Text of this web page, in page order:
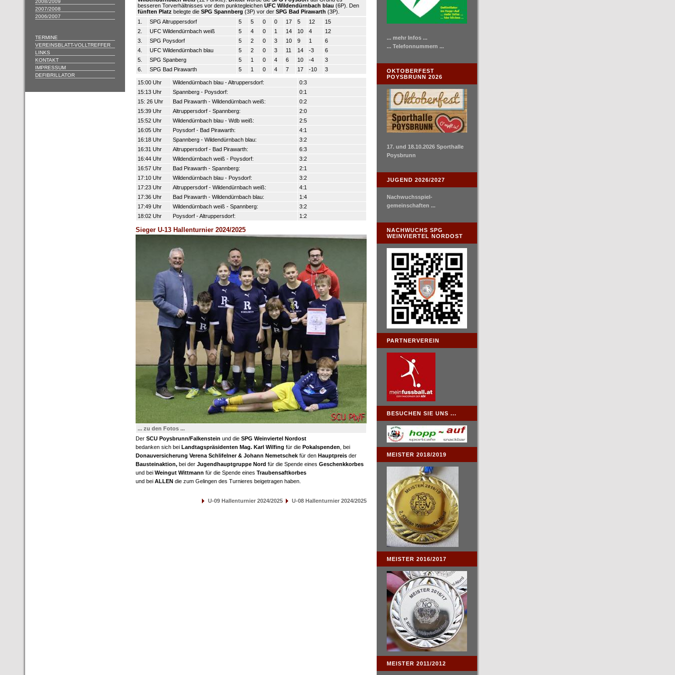
2008/2009
2007/2008
2006/2007
TERMINE
VEREINSBLATT-VOLLTREFFER
LINKS
KONTAKT
IMPRESSUM
DEFIBRILLATOR
besseren Torverhältnisses vor dem punktegleichen UFC Wildendürnbach blau (6P). Den
fünften Platz belegte die SPG Spannberg (3P) vor der SPG Bad Pirawarth (3P).
1.
SPG Altruppersdorf 5 5 0 0 17 5 12
15
2.
UFC Wildendürnbach weiß 5 4 0 1 14 10 4
12
3.
SPG Poysdorf 5 2 0 3 10 9 1
6
4.
UFC Wildendürnbach blau 5 2 0 3 11 14 -3
6
5.
SPG Spanberg 5 1 0 4 6 10 -4
3
6.
SPG Bad Pirawarth 5 1 0 4 7 17 -10 3
15:00 Uhr Wildendürnbach blau - Altruppersdorf:
0:3
15:13 Uhr
Spannberg - Poysdorf:
0:1
15: 26 Uhr
Bad Pirawarth - Wildendürnbach weiß:
0:2
15:39 Uhr
Altruppersdorf - Spannberg:
2:0
15:52 Uhr
Wildendürnbach blau - Wdb weiß:
2:5
16:05 Uhr
Poysdorf - Bad Pirawarth:
4:1
16:18 Uhr
Spannberg - Wildendürnbach blau:
3:2
16:31 Uhr
Altruppersdorf - Bad Pirawarth:
6:3
16:44 Uhr
Wildendürnbach weiß - Poysdorf:
3:2
16:57 Uhr
Bad Pirawarth - Spannberg:
2:1
17:10 Uhr
Wildendürnbach blau - Poysdorf:
3:2
17:23 Uhr
Altruppersdorf - Wildendürnbach weiß:
4:1
17:36 Uhr
Bad Pirawarth - Wildendürnbach blau:
1:4
17:49 Uhr
Wildendürnbach weiß - Spannberg:
3:2
18:02 Uhr
Poysdorf - Altruppersdorf: 1:2
Sieger U-13 Hallenturnier 2024/2025
... zu den Fotos ...
Der SCU Poysbrunn/Falkenstein und die SPG Weinviertel Nordost
bedanken sich bei Landtagspräsidenten Mag. Karl Wilfing für die Pokalspenden , bei
Donauversicherung Verena Schlifelner & Johann Nemetschek für den Hauptpreis der
Bausteinaktion, bei der Jugendhauptgruppe Nord für die Spende eines Geschenkkorbes
und bei Weingut Wittmann für die Spende eines Traubensaftkorbes
und bei ALLEN die zum Gelingen des Turnieres beigetragen haben.
U-09 Hallenturnier 2024/2025 U-08 Hallenturnier 2024/2025
... mehr Infos ...
... Telefonnummern ...
OKTOBERFEST
POYSBRUNN 2026
17. und 18.10.2026 Sporthalle
Poysbrunn
JUGEND 2026/2027
Nachwuchsspiel-
gemeinschaften ...
NACHWUCHS SPG
WEINVIERTEL NORDOST
PARTNERVEREIN
BESUCHEN SIE UNS ...
MEISTER 2018/2019
MEISTER 2016/2017
MEISTER 2011/2012